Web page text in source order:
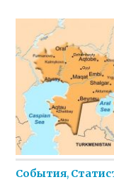
События,